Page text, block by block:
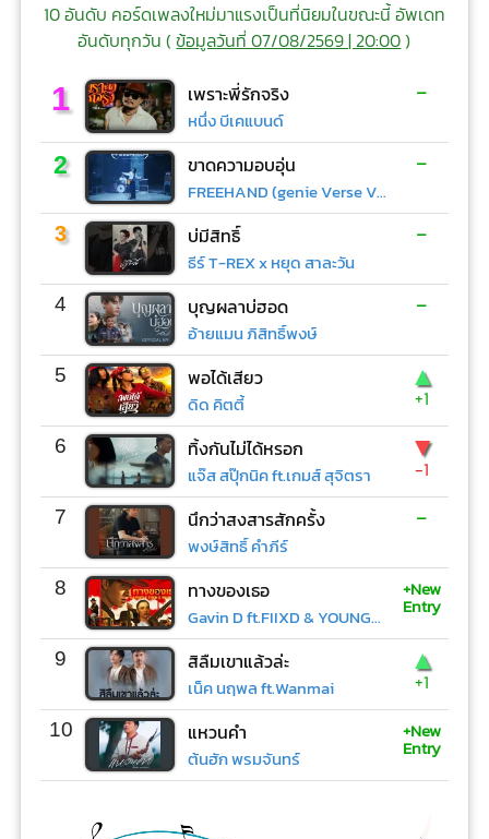
10 อันดับ คอร์ดเพลงใหม่มาแรงเป็นที่นิยมในขณะนี้ อัพเดท
อันดับทุกวัน (ข้อมูลวันที่ 07/08/2569 | 20:00)
1 เพราะพี่รักจริง
หนึ่ง บีเคแบนด์
-
2 ขาดความอบอุ่น
FREEHAND (genie Verse Vol.1)
-
3 บ่มีสิทธิ์
ธีร์ T-REX x หยุด สาละวัน
-
4 บุญผลาบ่ฮอด
อ้ายแมน ภิสิทธิ์พงษ์
-
5 พอได้เสียว
ดิด คิตตี้
▲
+1
6 ทิ้งกันไม่ได้หรอก
แจ๊ส สปุ๊กนิค ft.เกมส์ สุจิตรา
▼
-1
7 นึกว่าสงสารสักครั้ง
พงษ์สิทธิ์ คำภีร์
-
8 ทางของเธอ
Gavin D ft.FIIXD & YOUNGOHM
+New
Entry
9 สิลืมเขาแล้วล่ะ
เน็ค นฤพล ft.Wanmai
▲
+1
10 แหวนคำ
ต้นฮัก พรมจันทร์
+New
Entry